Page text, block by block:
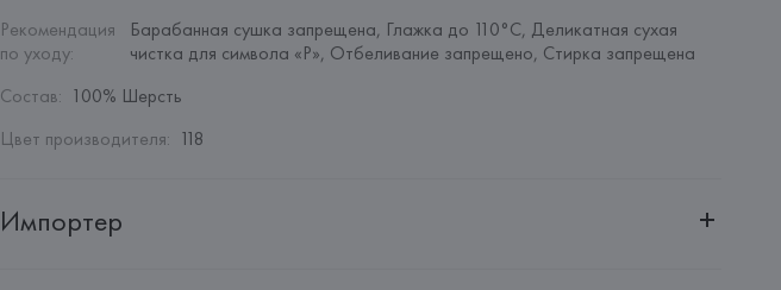
Рекомендация
по уходу:
Барабанная сушка запрещена, Глажка до 110°C, Деликатная сухая
чистка для символа «P», Отбеливание запрещено, Стирка запрещена
Состав: 100% Шерсть
Цвет производителя: 118
Импортер